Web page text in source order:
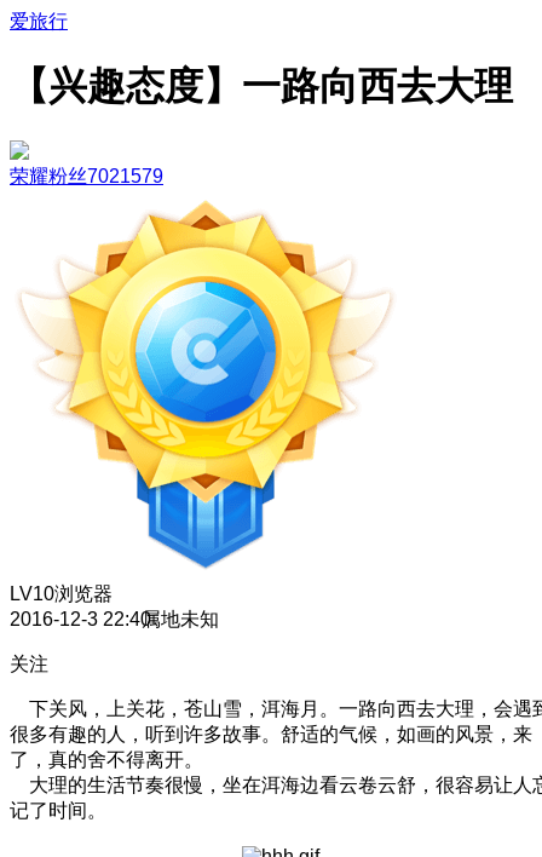
爱旅行
【兴趣态度】一路向西去大理
荣耀粉丝7021579
LV10浏览器
2016-12-3 22:40属地未知
关注
下关风，上关花，苍山雪，洱海月。一路向西去大理，会遇
很多有趣的人，听到许多故事。舒适的气候，如画的风景，来
了，真的舍不得离开。
大理的生活节奏很慢，坐在洱海边看云卷云舒，很容易让人
记了时间。